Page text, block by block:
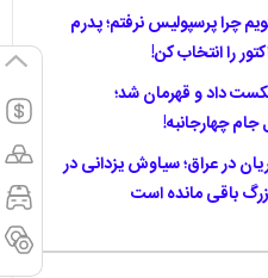
چرا پرسپولیس نرفتم؛ پدرم
را انتخاب کن!
داد و قهرمان شد؛
چهارجانبه!
در عراق؛ سیاوش یزدانی در
باقی مانده است